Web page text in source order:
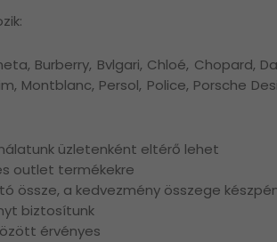
Burberry, Bvlgari, Chloé, Chopard,
Montblanc, Persol, Police, Porsche
üzletenként eltérő lehet
outlet termékekre
össze, a kedvezmény összege
biztosítunk
érvényes